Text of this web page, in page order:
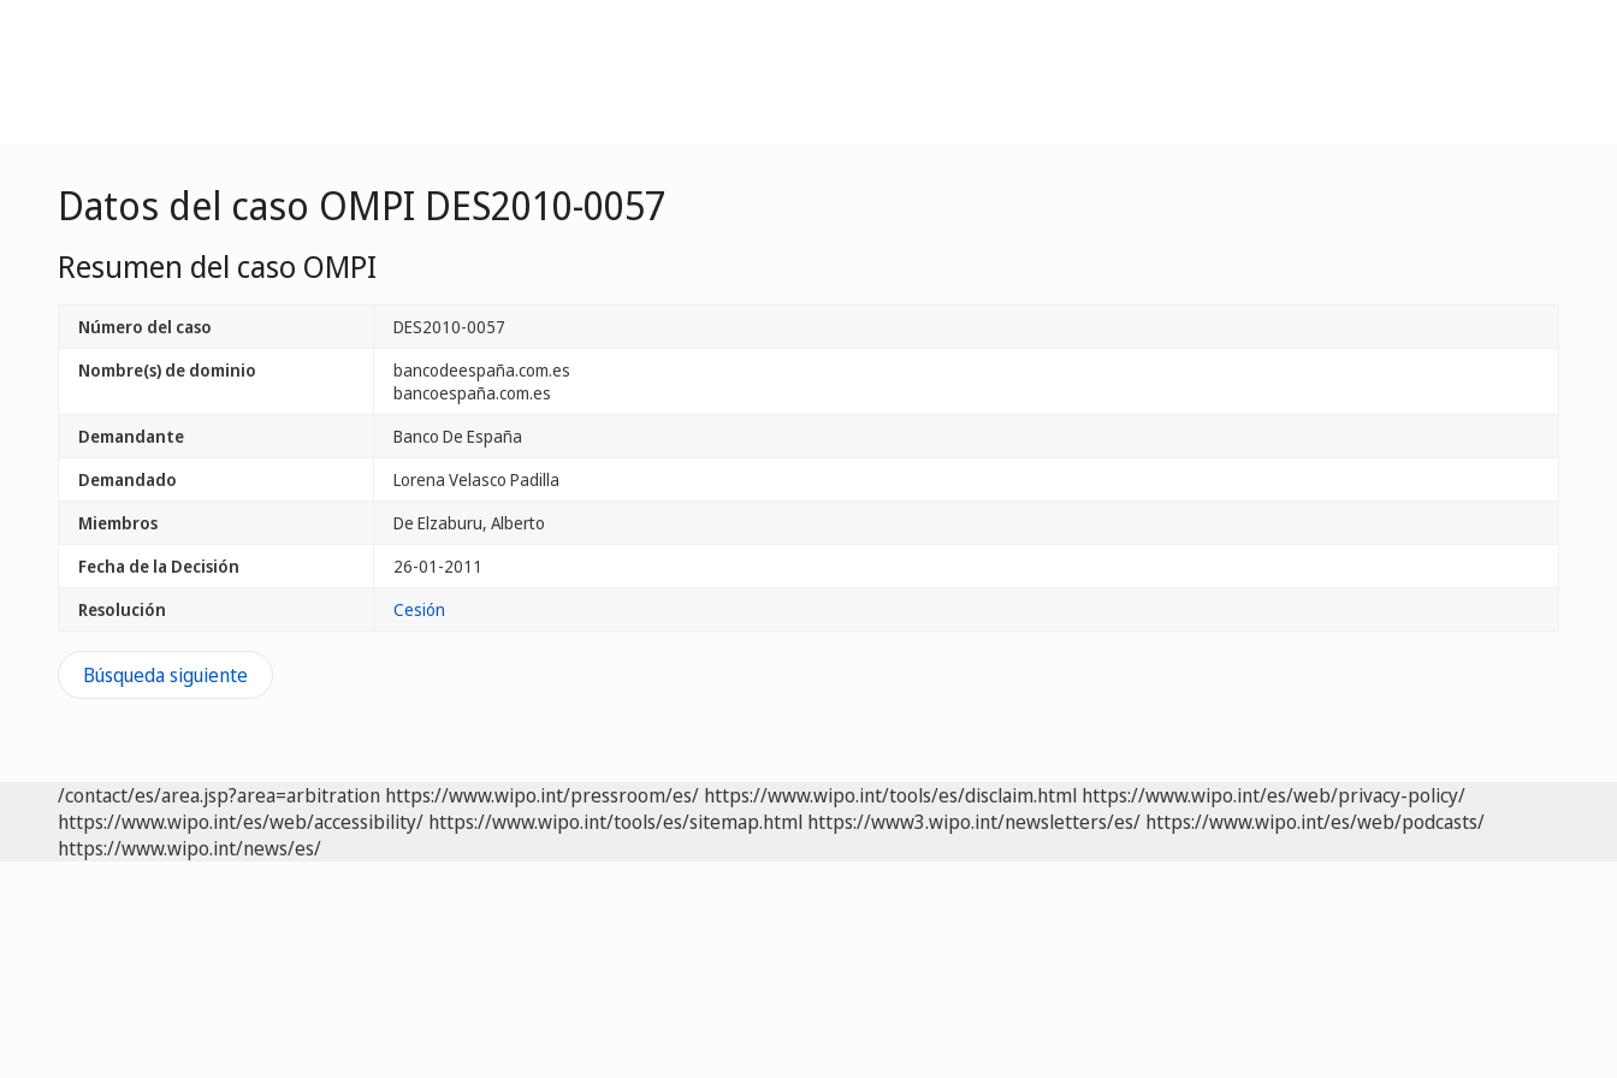
Datos del caso OMPI DES2010-0057
Resumen del caso OMPI
Número del caso
DES2010-0057
Nombre(s) de dominio
bancodeespaña.com.es
bancoespaña.com.es
Demandante
Banco De España
Demandado
Lorena Velasco Padilla
Miembros
De Elzaburu, Alberto
Fecha de la Decisión
26-01-2011
Resolución
Cesión
Búsqueda siguiente
/contact/es/area.jsp?area=arbitration https://www.wipo.int/pressroom/es/ https://www.wipo.int/tools/es/disclaim.html https://www.wipo.int/es/web/privacy-policy/
https://www.wipo.int/es/web/accessibility/ https://www.wipo.int/tools/es/sitemap.html https://www3.wipo.int/newsletters/es/ https://www.wipo.int/es/web/podcasts/
https://www.wipo.int/news/es/